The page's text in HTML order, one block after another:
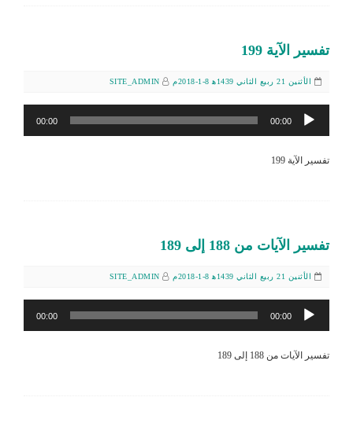
تفسير الآية 199
الأثنين 21 ربيع الثاني 1439ﻫ 8-1-2018م SITE_ADMIN
مشغل
الصوت
00:00
00:00
تفسير الآية 199
تفسير الآيات من 188 إلى 189
الأثنين 21 ربيع الثاني 1439ﻫ 8-1-2018م SITE_ADMIN
مشغل
الصوت
00:00
00:00
تفسير الآيات من 188 إلى 189